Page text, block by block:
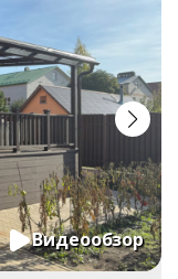
Видеообзор